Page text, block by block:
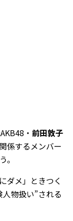
・ 前田敦子
係するメンバー
。
ダメ」ときつく
物扱い”される